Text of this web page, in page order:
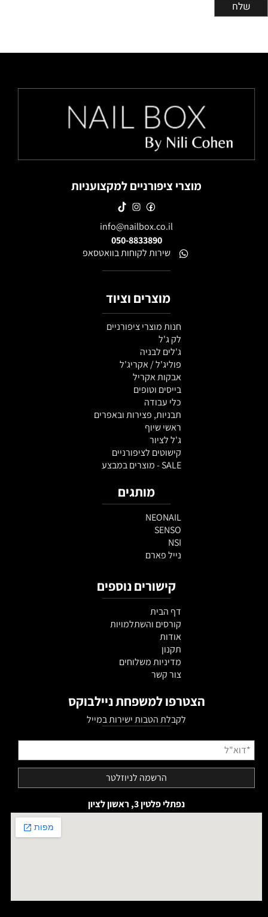
מוצרי ציפורניים למקצועניות
info@nailbox.co.il
050-8833890
שירות לקוחות בוואטסאפ
מוצרים וציוד
חנות מוצרי ציפורניים
לק ג'ל
ג'לים לבניה
פוליג'ל / אקריג'ל
אבקות אקריל
בייסים וטופים
כלי עבודה
תבניות, פצירות ובאפרים
ראשי שיוף
ג'ל לציור
קישוטים לציפורניים
SALE - מוצרים במבצע
מותגים
NEONAIL
SENSO
NSI
נייל פארם
קישורים נוספים
דף הבית
קורסים והשתלמויות
אודות
תקנון
מדיניות משלוחים
צור קשר
הצטרפו למשפחת ניילבוקס
לקבלת הטבות ישירות במייל
נפתלי פלטין 3, ראשון לציון